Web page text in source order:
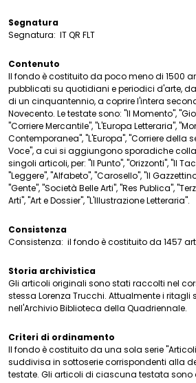
Segnatura
Segnatura: IT QR FLT
Contenuto
Il fondo è costituito da poco meno di 1500
pubblicati su quotidiani e periodici d'arte,
di un cinquantennio, a coprire l'intera
Novecento. Le testate sono: "Il Momento",
"Corriere Mercantile", "L'Europa Letteraria",
Contemporanea", "L'Europa", "Corriere della
Voce", a cui si aggiungono sporadiche
singoli articoli, per: "Il Punto", "Orizzonti", "Il
"Leggere", "Alfabeto", "Carosello", "Il
"Gente", "Società Belle Arti", "Res Publica",
Arti", "Art e Dossier", "L'Illustrazione Letteraria".
Consistenza
Consistenza: il fondo è costituito da 1457
Storia archivistica
Gli articoli originali sono stati raccolti nel
stessa Lorenza Trucchi. Attualmente i
nell'Archivio Biblioteca della Quadriennale.
Criteri di ordinamento
Il fondo è costituito da una sola serie
suddivisa in sottoserie corrispondenti alla
testate. Gli articoli di ciascuna testata sono